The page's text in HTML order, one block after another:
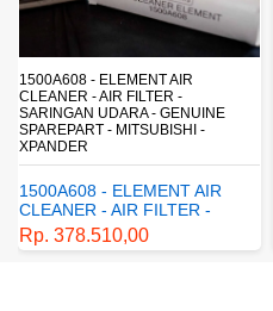
1500A608 - ELEMENT AIR
CLEANER - AIR FILTER -
SARINGAN UDARA - GENUINE
SPAREPART - MITSUBISHI -
XPANDER
1500A608 - ELEMENT AIR
CLEANER - AIR FILTER -
SARINGAN UDARA -
GENUINE SPAREPART -
Rp. 378.510,00